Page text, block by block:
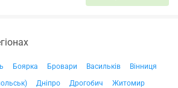
Боярка Бровари Васильків
Вінниця
Дніпро Дрогобич
Житомир